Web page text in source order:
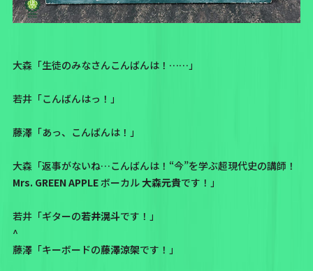
大森「生徒のみなさんこんばんは！……」
若井「こんばんはっ！」
藤澤「あっ、こんばんは！」
大森「返事がないね…こんばんは！“今”を学ぶ超現代史の講師！
Mrs. GREEN APPLEボーカル大森元貴です！」
若井「ギターの若井滉斗です！」
^
藤澤「キーボードの藤澤涼架です！」